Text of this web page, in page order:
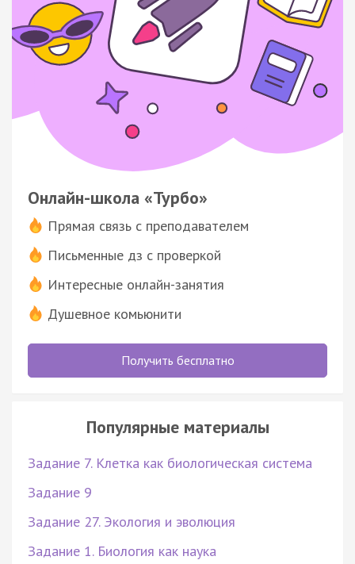
Онлайн-школа «Турбо»
Прямая связь с преподавателем
Письменные дз с проверкой
Интересные онлайн-занятия
Душевное комьюнити
Получить бесплатно
Популярные материалы
Задание 7. Клетка как биологическая система
Задание 9
Задание 27. Экология и эволюция
Задание 1. Биология как наука